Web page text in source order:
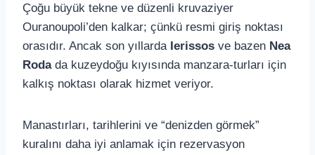
Çoğu büyük tekne ve düzenli kruvaziyer
Ouranoupoli’den kalkar; çünkü resmi giriş noktası
orasıdır. Ancak son yıllarda Ierissos ve bazen Nea
Rodada kuzeydoğu kıyısında manzara-turları için
kalkış noktası olarak hizmet veriyor.
Manastırları, tarihlerini ve “denizden görmek”
kuralını daha iyi anlamak için rezervasyon